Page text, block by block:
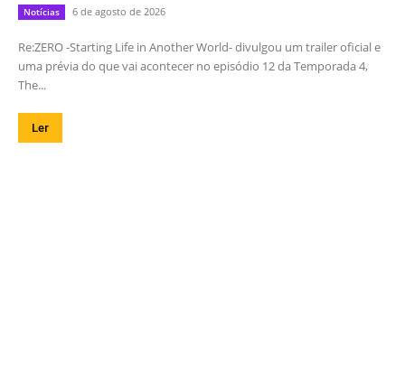
Notícias 6 de agosto de 2026
Re:ZERO -Starting Life in Another World- divulgou um trailer oficial e
uma prévia do que vai acontecer no episódio 12 da Temporada 4,
The...
Ler